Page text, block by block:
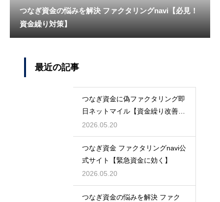
つなぎ資金の悩みを解決 ファクタリングnavi【必見！
資金繰り対策】
最近の記事
つなぎ資金に偽ファクタリング即
日ネットマイル【資金繰り改善に
最適】
2026.05.20
つなぎ資金 ファクタリングnavi公
式サイト【緊急資金に効く】
2026.05.20
つなぎ資金の悩みを解決 ファク